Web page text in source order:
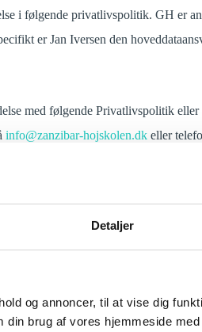
Detaljer
og annoncer, til at vise dig
brug af vores hjemmeside
i følgende privatlivspolitik. GH er
er Jan Iversen den
med følgende Privatlivspolitik
info@zanzibar-hojskolen.dk eller
foregår når vi behandler og lagrer
skrivelse finder du vores